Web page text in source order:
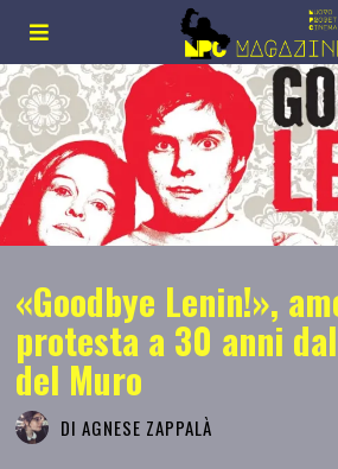
«Goodbye Lenin!»,
protesta a 30 anni
del Muro
DIAGNESE ZAPPALÀ